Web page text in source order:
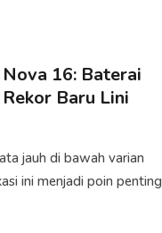
16: Baterai
Baru Lini
jauh di bawah varian
ini menjadi poin penting